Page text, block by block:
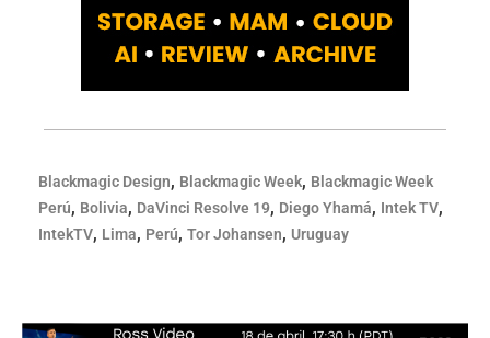
Blackmagic Design, Blackmagic Week, Blackmagic Week
Perú, Bolivia, DaVinci Resolve 19, Diego Yhamá, Intek TV,
IntekTV, Lima, Perú, Tor Johansen, Uruguay